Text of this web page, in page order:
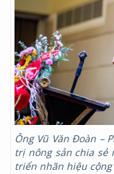
Ông Vũ Văn Đoàn –
trị nông sảnchia sẻ
triển nhãn hiệu